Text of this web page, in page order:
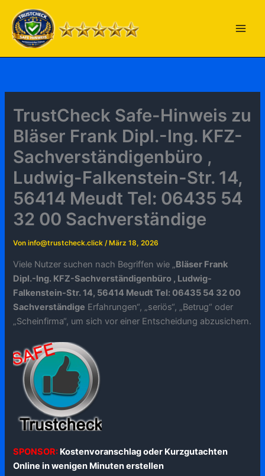
Inhalt
springen
TrustCheck Safe-Hinweis zu
Bläser Frank Dipl.-Ing. KFZ-
Sachverständigenbüro ,
Ludwig-Falkenstein-Str. 14,
56414 Meudt Tel: 06435 54
32 00 Sachverständige
Voninfo@trustcheck.click/ März 18, 2026
Viele Nutzer suchen nach Begriffen wie „Bläser Frank
Dipl.-Ing. KFZ-Sachverständigenbüro , Ludwig-
Falkenstein-Str. 14, 56414 Meudt Tel: 06435 54 32 00
Sachverständige Erfahrungen“, „seriös“, „Betrug“ oder
„Scheinfirma“, um sich vor einer Entscheidung abzusichern.
SPONSOR: Kostenvoranschlag oder Kurzgutachten
Online in wenigen Minuten erstellen